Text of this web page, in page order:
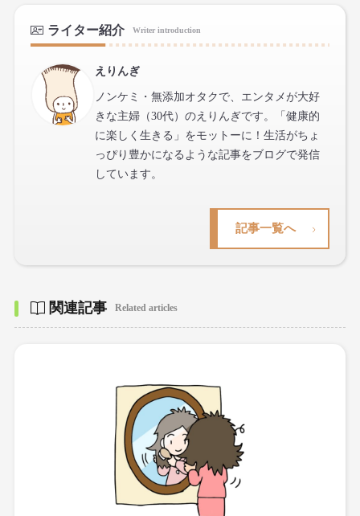
ライター紹介 Writer introduction
えりんぎ
ノンケミ・無添加オタクで、エンタメが大好
きな主婦（30代）のえりんぎです。「健康的
に楽しく生きる」をモットーに！生活がちょ
っぴり豊かになるような記事をブログで発信
しています。
記事一覧へ
関連記事 Related articles